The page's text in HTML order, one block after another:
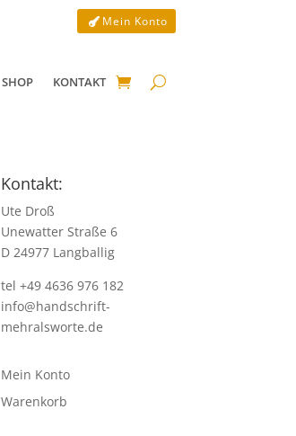
Mein Konto
SHOP KONTAKT
Kontakt:
Ute Droß
Unewatter Straße 6
D 24977 Langballig
tel +49 4636 976 182
info@handschrift-
mehralsworte.de
Mein Konto
Warenkorb